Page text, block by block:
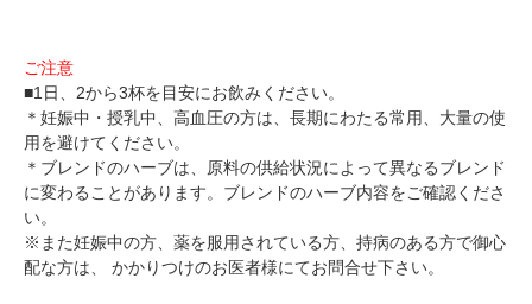
ご注意
■1日、2から3杯を目安にお飲みください。
＊妊娠中・授乳中、高血圧の方は、長期にわたる常用、大量の使
用を避けてください。
＊ブレンドのハーブは、原料の供給状況によって異なるブレンド
に変わることがあります。ブレンドのハーブ内容をご確認くださ
い。
※また妊娠中の方、薬を服用されている方、持病のある方で御心
配な方は、 かかりつけのお医者様にてお問合せ下さい。